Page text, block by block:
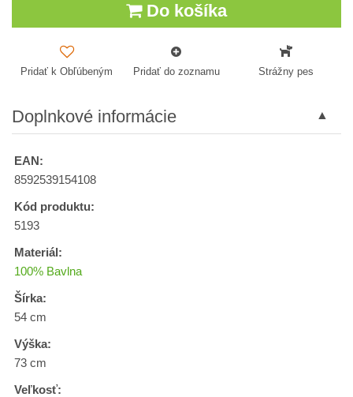
Do košíka
Pridať k Obľúbeným Pridať do zoznamu Strážny pes
Doplnkové informácie
EAN:
8592539154108
Kód produktu:
5193
Materiál:
100% Bavlna
Šírka:
54 cm
Výška:
73 cm
Veľkosť: